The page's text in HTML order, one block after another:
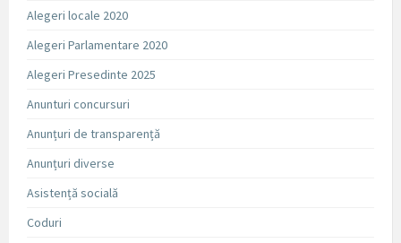
Alegeri locale 2020
Alegeri Parlamentare 2020
Alegeri Presedinte 2025
Anunturi concursuri
Anunțuri de transparență
Anunțuri diverse
Asistență socială
Coduri